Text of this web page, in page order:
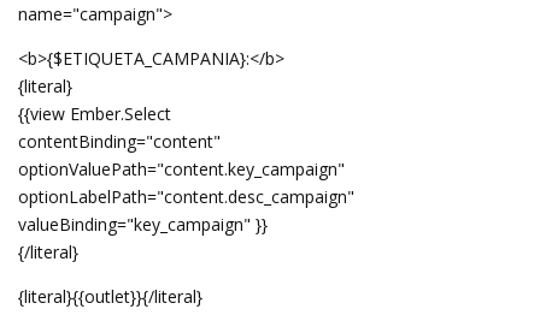
name="campaign">
<b>{$ETIQUETA_CAMPANIA}:</b>
{literal}
{{view Ember.Select
contentBinding="content"
optionValuePath="content.key_campaign"
optionLabelPath="content.desc_campaign"
valueBinding="key_campaign" }}
{/literal}
{literal}{{outlet}}{/literal}